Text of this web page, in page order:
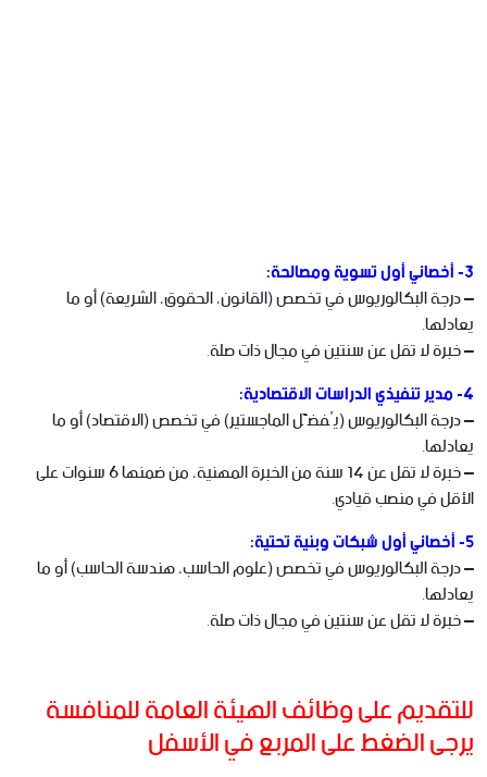
3- أخصائي أول تسوية ومصالحة:
– درجة البكالوريوس في تخصص (القانون، الحقوق، الشريعة) أو ما
يعادلها.
– خبرة لا تقل عن سنتين في مجال ذات صلة.
4- مدير تنفيذي الدراسات الاقتصادية:
– درجة البكالوريوس (يُفضَّل الماجستير) في تخصص (الاقتصاد) أو ما
يعادلها.
– خبرة لا تقل عن 14 سنة من الخبرة المهنية، من ضمنها 6 سنوات على
الأقل في منصب قيادي.
5- أخصائي أول شبكات وبنية تحتية:
– درجة البكالوريوس في تخصص (علوم الحاسب، هندسة الحاسب) أو ما
يعادلها.
– خبرة لا تقل عن سنتين في مجال ذات صلة.
للتقديم على وظائف الهيئة العامة للمنافسة
يرجى الضغط على المربع في الأسفل